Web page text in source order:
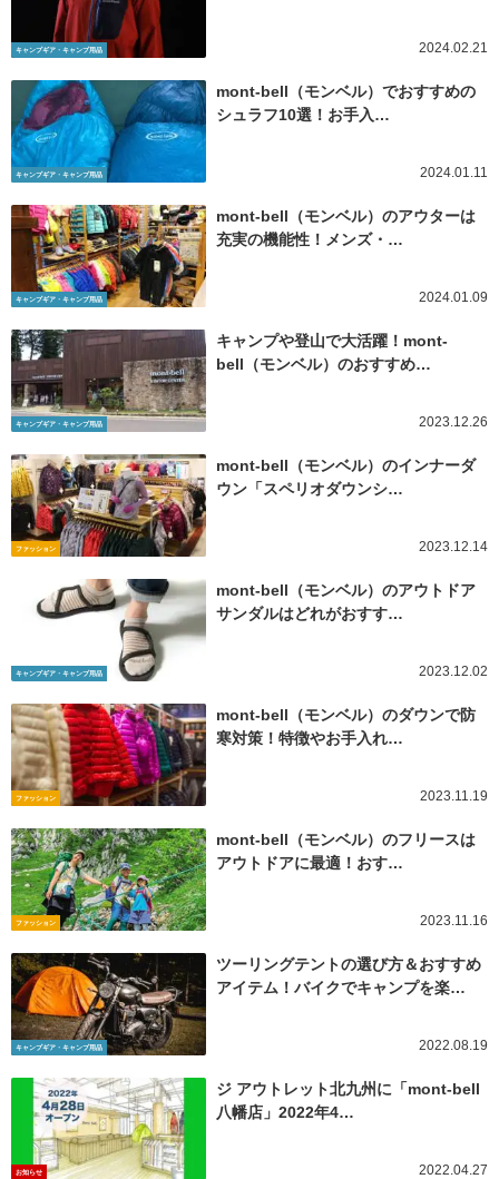
キャンプギア・キャンプ用品 2024.02.21
キャンプギア・キャンプ用品
mont-bell（モンベル）でおすすめの
シュラフ10選！お手入…
2024.01.11
キャンプギア・キャンプ用品
mont-bell（モンベル）のアウターは
充実の機能性！メンズ・…
2024.01.09
キャンプギア・キャンプ用品
キャンプや登山で大活躍！mont-
bell（モンベル）のおすすめ…
2023.12.26
ファッション
mont-bell（モンベル）のインナーダ
ウン「スペリオダウンシ…
2023.12.14
キャンプギア・キャンプ用品
mont-bell（モンベル）のアウトドア
サンダルはどれがおすす…
2023.12.02
ファッション
mont-bell（モンベル）のダウンで防
寒対策！特徴やお手入れ…
2023.11.19
ファッション
mont-bell（モンベル）のフリースは
アウトドアに最適！おす…
2023.11.16
キャンプギア・キャンプ用品
ツーリングテントの選び方＆おすすめ
アイテム！バイクでキャンプを楽…
2022.08.19
お知らせ
ジ アウトレット北九州に「mont-bell
八幡店」2022年4…
2022.04.27